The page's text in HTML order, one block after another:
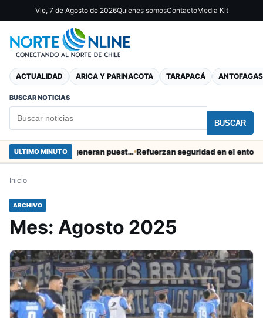
Vie, 7 de Agosto de 2026Quienes somosContactoMedia Kit
ACTUALIDAD ARICA Y PARINACOTA TARAPACÁ
BUSCAR NOTICIAS
BUSCAR
ULTIMO MINUTO Obras de Aguas del Altiplano en Arica generan puestos de trabajo Refuerzan seguridad en el entorno
Inicio
ARCHIVO
Mes: Agosto 2025